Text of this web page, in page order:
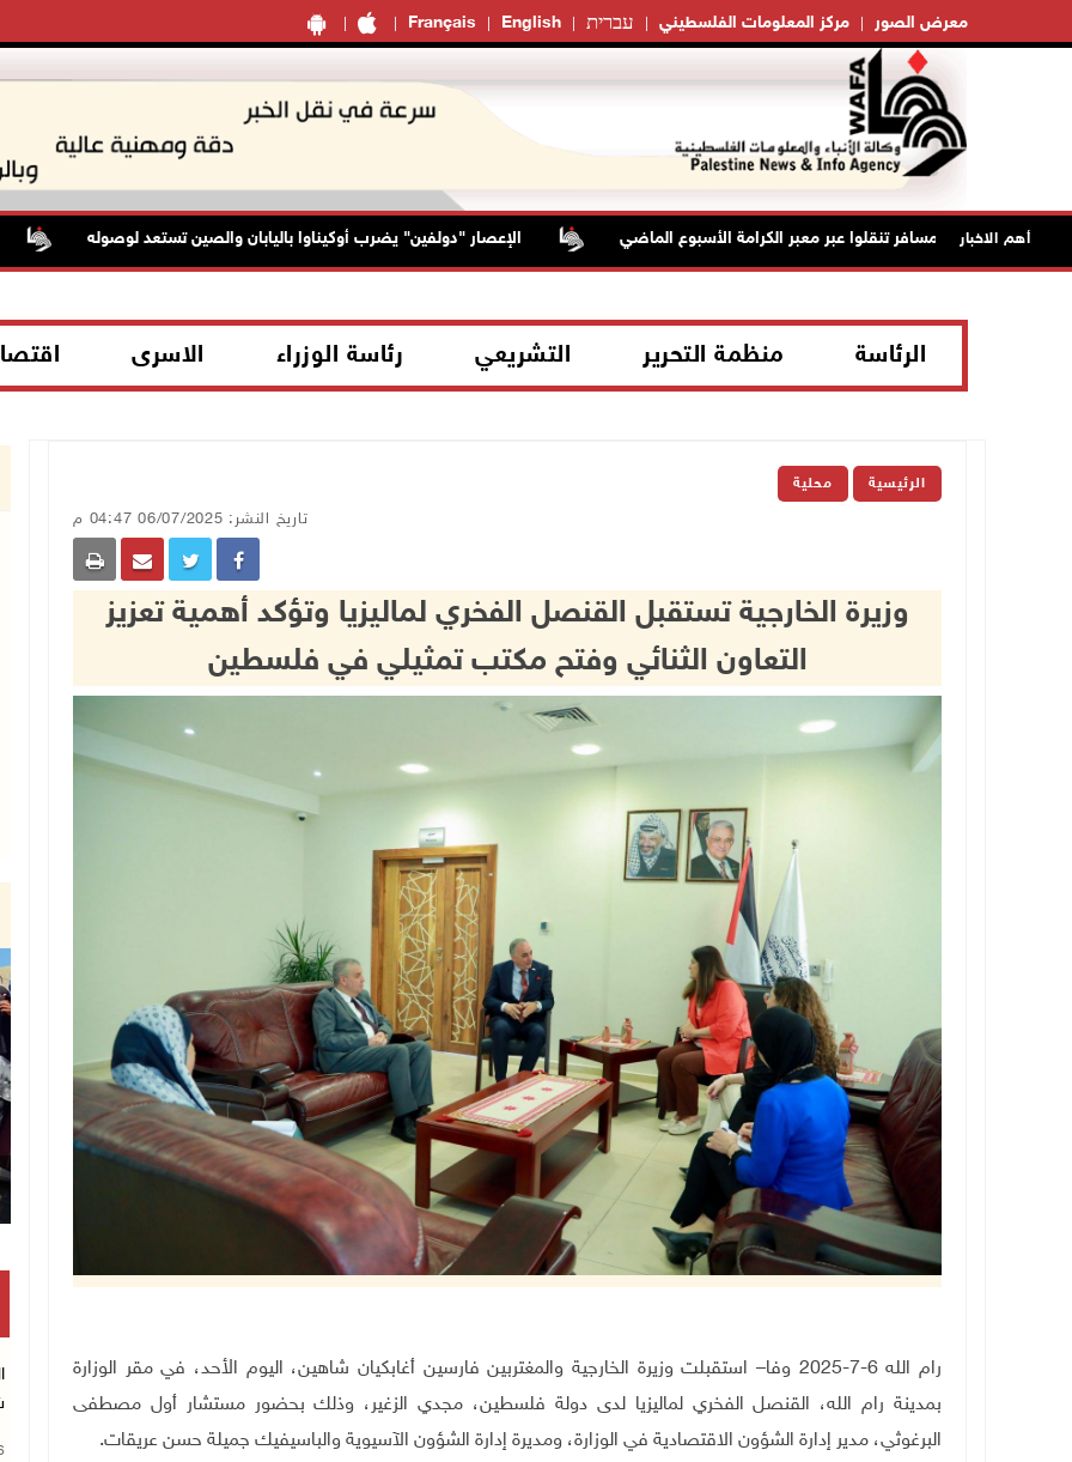
Français English עברית مركز المعلومات الفلسطيني معرض الصور
أهم الاخبار
42 الف مسافر تنقلوا عبر معبر الكرامة الأسبوع الماضي الإعصار "دولفين" يضرب أوكيناوا باليابان والصين تستعد لوصوله
الرئاسة منظمة التحرير التشريعي رئاسة الوزراء الاسرى
الرئيسية محلية
تاريخ النشر: 06/07/2025 04:47 م
وزيرة الخارجية تستقبل القنصل الفخري لماليزيا وتؤكد أهمية تعزيز
التعاون الثنائي وفتح مكتب تمثيلي في فلسطين
رام الله 6-7-2025 وفا– استقبلت وزيرة الخارجية والمغتربين فارسين أغابكيان شاهين، اليوم الأحد، في مقر الوزارة
بمدينة رام الله، القنصل الفخري لماليزيا لدى دولة فلسطين، مجدي الزغير، وذلك بحضور مستشار أول مصطفى
البرغوثي، مدير إدارة الشؤون الاقتصادية في الوزارة، ومديرة إدارة الشؤون الآسيوية والباسيفيك جميلة حسن عريقات.
تكريم متفوقين بالثانوية العامة في خان يونس